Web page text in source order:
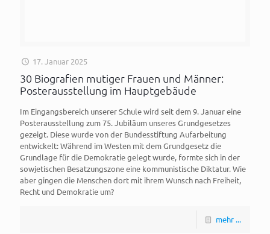
17. Januar 2025
30 Biografien mutiger Frauen und Männer:
Posterausstellung im Hauptgebäude
Im Eingangsbereich unserer Schule wird seit dem 9. Januar eine
Posterausstellung zum 75. Jubiläum unseres Grundgesetzes
gezeigt. Diese wurde von der Bundesstiftung Aufarbeitung
entwickelt: Während im Westen mit dem Grundgesetz die
Grundlage für die Demokratie gelegt wurde, formte sich in der
sowjetischen Besatzungszone eine kommunistische Diktatur. Wie
aber gingen die Menschen dort mit ihrem Wunsch nach Freiheit,
Recht und Demokratie um?
mehr ...